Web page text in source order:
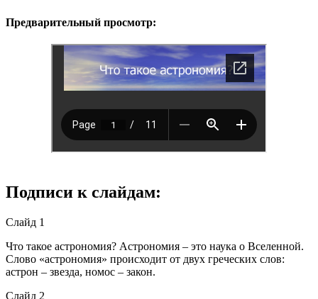
Предварительный просмотр:
Подписи к слайдам:
Слайд 1
Что такое астрономия? Астрономия – это наука о Вселенной.
Слово «астрономия» происходит от двух греческих слов:
астрон – звезда, номос – закон.
Слайд 2